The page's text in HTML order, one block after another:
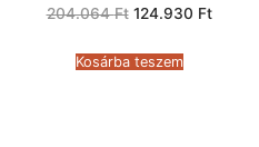
204.064Ft Original
204.064 Ft.
124.930 FtCurrent
Kosárba teszem